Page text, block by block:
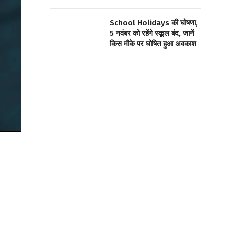
School Holidays की घोषणा,
5 नवंबर को रहेंगे स्कूल बंद, जानें
किस मौके पर घोषित हुआ अवकाश